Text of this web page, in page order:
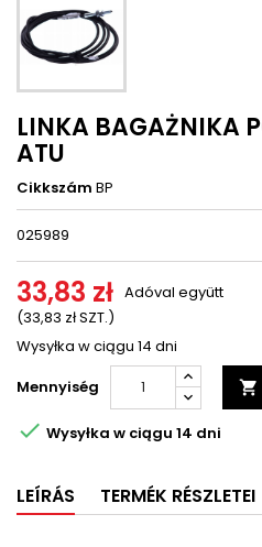
LINKA BAGAŻNIKA
ATU
Cikkszám BP
025989
33,83 zł
(33,83 zł SZT.)
Adóval együtt
Wysyłka w ciągu 14 dni
Mennyiség

 Wysyłka w ciągu 14 dni
LEÍRÁS TERMÉK RÉSZLETEI